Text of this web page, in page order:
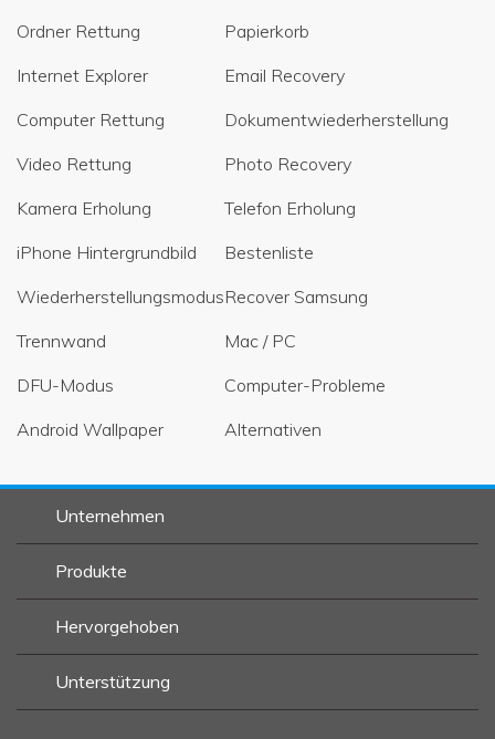
Ordner Rettung
Papierkorb
Internet Explorer
Email Recovery
Computer Rettung
Dokumentwiederherstellung
Video Rettung
Photo Recovery
Kamera Erholung
Telefon Erholung
iPhone Hintergrundbild
Bestenliste
WiederherstellungsmodusRecover Samsung
Trennwand
Mac / PC
DFU-Modus
Computer-Probleme
Android Wallpaper
Alternativen
Unternehmen
Produkte
Hervorgehoben
Unterstützung